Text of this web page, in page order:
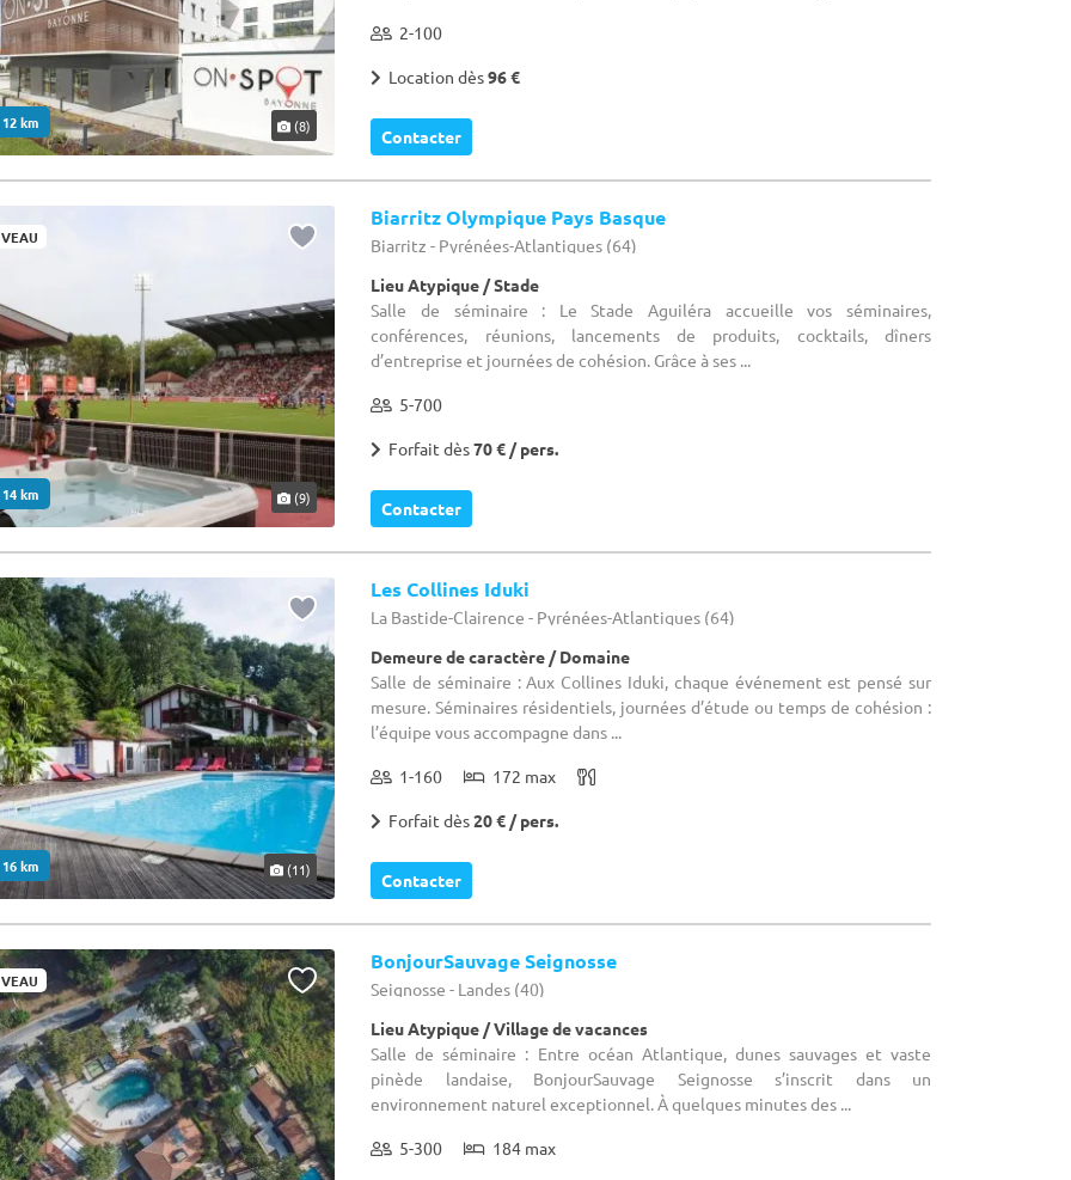
km (8)
2-100
Location dès96 €
Contacter
km (9)
Biarritz Olympique Pays Basque
Biarritz - Pyrénées-Atlantiques (64)
Lieu Atypique / Stade
Salle de séminaire : Le Stade Aguiléra accueille vos séminaires,
conférences, réunions, lancements de produits, cocktails, dîners
d’entreprise et journées de cohésion. Grâce à ses ...
5-700
Forfait dès70 € / pers.
Contacter
km (11)
Les Collines Iduki
La Bastide-Clairence - Pyrénées-Atlantiques (64)
Demeure de caractère / Domaine
Salle de séminaire : Aux Collines Iduki, chaque événement est pensé sur
mesure. Séminaires résidentiels, journées d’étude ou temps de cohésion :
l’équipe vous accompagne dans ...
1-160 172 max
Forfait dès20 € / pers.
Contacter
BonjourSauvage Seignosse
Seignosse - Landes (40)
Lieu Atypique / Village de vacances
Salle de séminaire : Entre océan Atlantique, dunes sauvages et vaste
pinède landaise, BonjourSauvage Seignosse s’inscrit dans un
environnement naturel exceptionnel. À quelques minutes des ...
5-300 184 max